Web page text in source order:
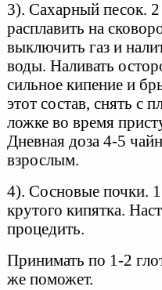
3). Сахарный песок.
расплавить на
выключить газ и
воды. Наливать
сильное кипение и
этот состав, снять с
ложке во время
Дневная доза 4-5
взрослым.
4). Сосновые почки. 1
крутого кипятка.
процедить.
Принимать по 1-2
же поможет.